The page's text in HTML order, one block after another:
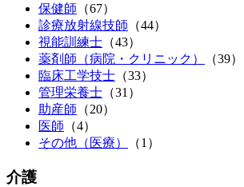
保健師 （67）
診療放射線技師 （44）
視能訓練士 （43）
薬剤師（病院・クリニック）
（39）
臨床工学技士 （33）
管理栄養士 （31）
助産師 （20）
医師 （4）
その他（医療）
（1）
介護